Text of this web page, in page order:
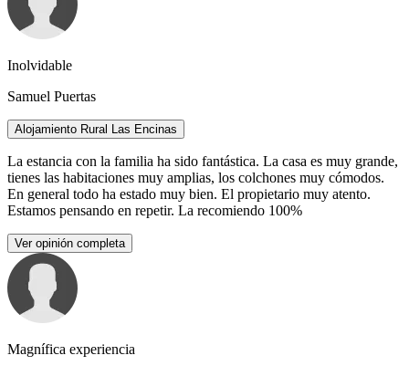
Inolvidable
Samuel Puertas
Alojamiento Rural Las Encinas
La estancia con la familia ha sido fantástica. La casa es muy grande,
tienes las habitaciones muy amplias, los colchones muy cómodos.
En general todo ha estado muy bien. El propietario muy atento.
Estamos pensando en repetir. La recomiendo 100%
Ver opinión completa
Magnífica experiencia